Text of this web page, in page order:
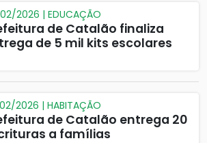
2026 | EDUCAÇÃO
de Catalão finaliza
de 5 mil kits escolares
2026 | HABITAÇÃO
de Catalão entrega 20
a famílias